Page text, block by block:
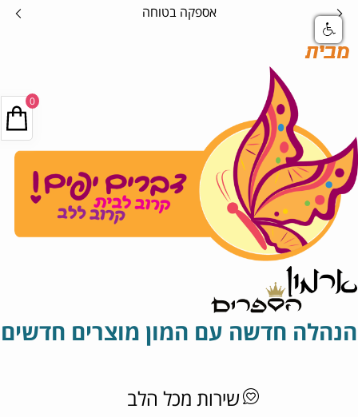
אספקה בטוחה
מבית
הנהלה חדשה עם המון מוצרים חדשים
שירות מכל הלב
0